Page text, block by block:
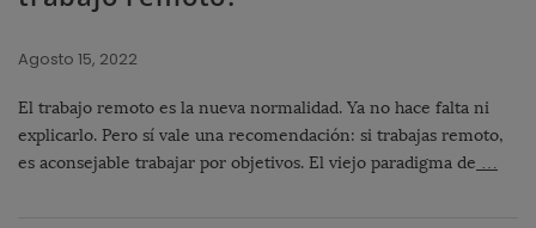
Agosto 15, 2022
El trabajo remoto es la nueva normalidad. Ya no hace falta ni
explicarlo. Pero sí vale una recomendación: si trabajas remoto,
es aconsejable trabajar por objetivos. El viejo paradigma de …